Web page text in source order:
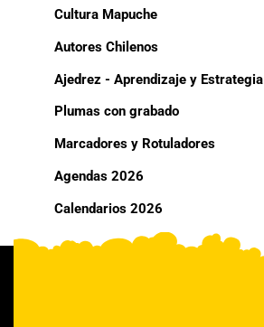
Cultura Mapuche
Autores Chilenos
Ajedrez - Aprendizaje y Estrategia
Plumas con grabado
Marcadores y Rotuladores
Agendas 2026
Calendarios 2026